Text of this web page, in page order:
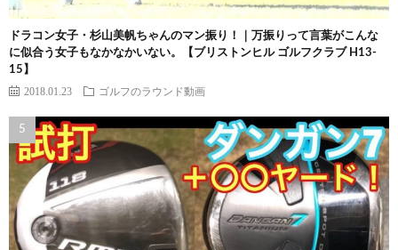
ドラコン女子・杉山美帆ちゃんのマン振り！｜万振りって言葉がこんな
に似合う女子もなかなかいない。【ブリストンヒル ゴルフクラブ H13-
15】
2018.01.23 ゴルフのラウンド動画